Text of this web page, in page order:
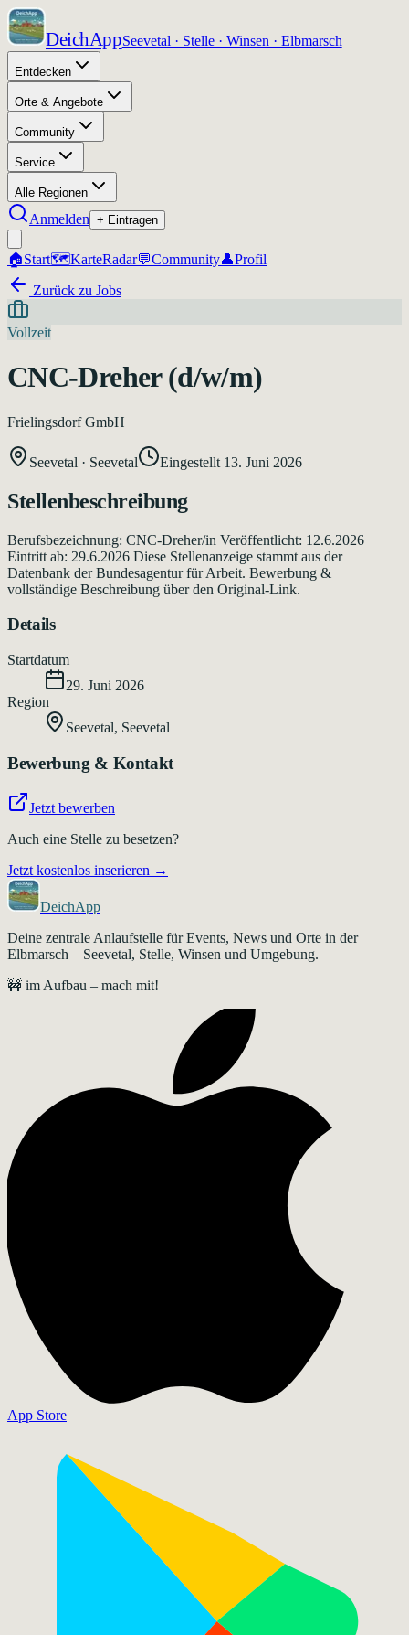
DeichAppSeevetal · Stelle · Winsen · Elbmarsch
Entdecken
Orte & Angebote
Community
Service
Alle Regionen
Anmelden + Eintragen
🏠Start🗺️KarteRadar💬Community👤Profil
Zurück zu Jobs
Vollzeit
CNC-Dreher (d/w/m)
Frielingsdorf GmbH
Seevetal · Seevetal Eingestellt 13. Juni 2026
Stellenbeschreibung
Berufsbezeichnung: CNC-Dreher/in Veröffentlicht: 12.6.2026
Eintritt ab: 29.6.2026 Diese Stellenanzeige stammt aus der
Datenbank der Bundesagentur für Arbeit. Bewerbung &
vollständige Beschreibung über den Original-Link.
Details
Startdatum
29. Juni 2026
Region
Seevetal, Seevetal
Bewerbung & Kontakt
Jetzt bewerben
Auch eine Stelle zu besetzen?
Jetzt kostenlos inserieren →
DeichApp
Deine zentrale Anlaufstelle für Events, News und Orte in der
Elbmarsch – Seevetal, Stelle, Winsen und Umgebung.
🚧 im Aufbau – mach mit!
App Store